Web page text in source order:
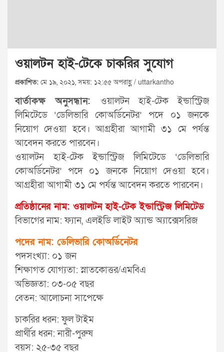
ওয়ালটন হাই-টেকে চাকরির সুযোগ
প্রকাশিত: মে ১৯, ২০২১, সময়: ১২:৫৫ অপরাহ্ণ / uttarkantho
বার্তাকক্ষ অনুসন্ধান: ওয়ালটন হাই-টেক ইন্ডাস্ট্রিজ
লিমিটেডে ‘ডেলিভারি কোঅর্ডিনেটর’ পদে ০১ জনকে
নিয়োগ দেওয়া হবে। আগ্রহীরা আগামী ৩১ মে পর্যন্ত
আবেদন করতে পারবেন।
ওয়ালটন হাই-টেক ইন্ডাস্ট্রিজ লিমিটেডে ‘ডেলিভারি
কোঅর্ডিনেটর’ পদে ০১ জনকে নিয়োগ দেওয়া হবে।
আগ্রহীরা আগামী ৩১ মে পর্যন্ত আবেদন করতে পারবেন।
প্রতিষ্ঠানের নাম: ওয়ালটন হাই-টেক ইন্ডাস্ট্রিজ লিমিটেড
বিভাগের নাম: ফ্যান, এলইডি লাইট অ্যান্ড অ্যাক্সেসরিজ
পদের নাম: ডেলিভারি কোঅর্ডিনেটর
পদসংখ্যা: ০১ জন
শিক্ষাগত যোগ্যতা: স্নাতকোত্তর/এমবিএ
অভিজ্ঞতা: ০৩-০৫ বছর
বেতন: আলোচনা সাপেক্ষে
চাকরির ধরন: ফুল টাইম
প্রার্থীর ধরন: নারী-পুরুষ
বয়স: ২৫-৩৫ বছর